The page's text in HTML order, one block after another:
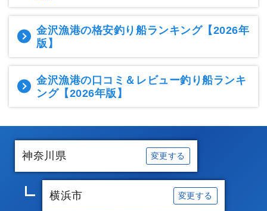
金沢漁港の格安釣り船ランキング【2026年
版】
金沢漁港の口コミ＆レビュー釣り船ランキ
ング【2026年版】
神奈川県 変更する
横浜市 変更する